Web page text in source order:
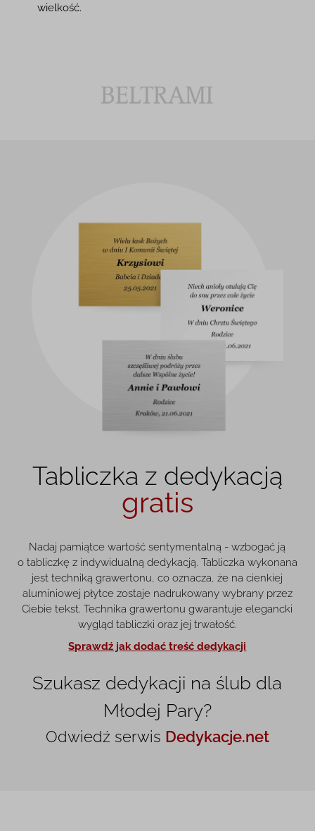
wielkość.
Tabliczka z dedykacją
gratis
Nadaj pamiątce wartość sentymentalną - wzbogać ją
o tabliczkę z indywidualną dedykacją. Tabliczka wykonana
jest techniką grawertonu, co oznacza, że na cienkiej
aluminiowej płytce zostaje nadrukowany wybrany przez
Ciebie tekst. Technika grawertonu gwarantuje elegancki
wygląd tabliczki oraz jej trwałość.
Sprawdź jak dodać treść dedykacji
Szukasz dedykacji na ślub dla
Młodej Pary?
Odwiedź serwis Dedykacje.net